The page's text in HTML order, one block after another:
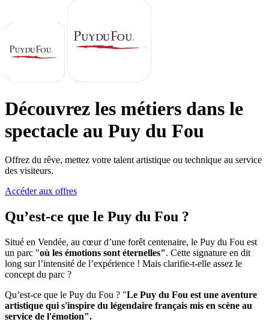
Découvrez les métiers dans le
spectacle au Puy du Fou
Offrez du rêve, mettez votre talent artistique ou technique au service
des visiteurs.
Accéder aux offres
Qu’est-ce que le Puy du Fou ?
Situé en Vendée, au cœur d’une forêt centenaire, le Puy du Fou est
un parc "où les émotions sont éternelles". Cette signature en dit
long sur l’intensité de l’expérience ! Mais clarifie-t-elle assez le
concept du parc ?
Qu’est-ce que le Puy du Fou ? "Le Puy du Fou est une aventure
artistique qui s'inspire du légendaire français mis en scène au
service de l'émotion".